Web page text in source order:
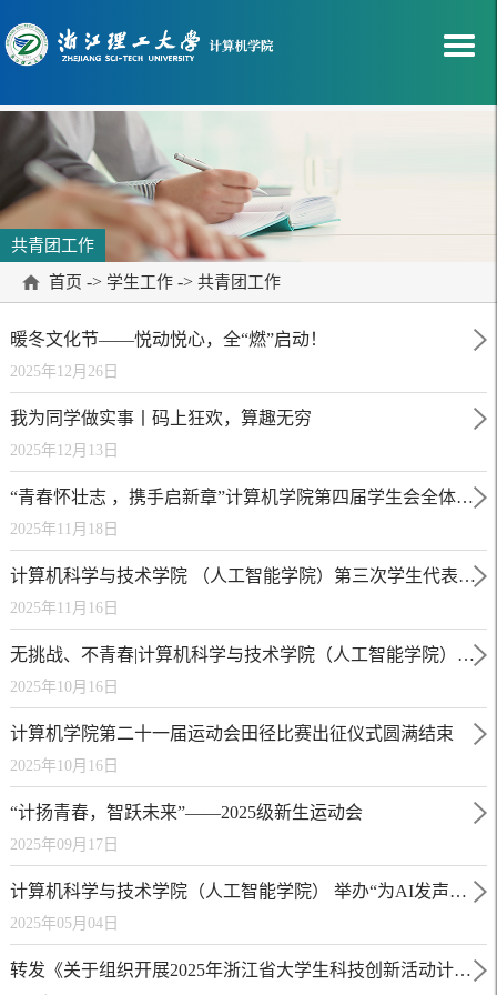
共青团工作
首页 -> 学生工作 -> 共青团工作
暖冬文化节——悦动悦心，全“燃”启动！
2025年12月26日
我为同学做实事丨码上狂欢，算趣无穷
2025年12月13日
“青春怀壮志 ，携手启新章”计算机学院第四届学生会全体大会圆满召开
2025年11月18日
计算机科学与技术学院 （人工智能学院）第三次学生代表大会 、第三次研究生代表大会顺利召开
2025年11月16日
无挑战、不青春|计算机科学与技术学院（人工智能学院）成功举办2026年“挑战杯”大学生创业计划竞赛
2025年10月16日
计算机学院第二十一届运动会田径比赛出征仪式圆满结束
2025年10月16日
“计扬青春，智跃未来”——2025级新生运动会
2025年09月17日
计算机科学与技术学院（人工智能学院） 举办“为AI发声，青年就这Young”五四主题活动
2025年05月04日
转发《关于组织开展2025年浙江省大学生科技创新活动计划（新苗人才计划）项目申报的通知》